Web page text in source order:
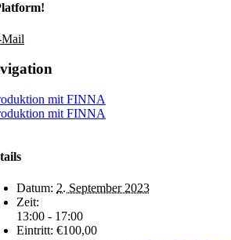
mit FINNA
mit FINNA
Datum: 2. September 2023
Zeit:
13:00 - 17:00
Eintritt: €100,00